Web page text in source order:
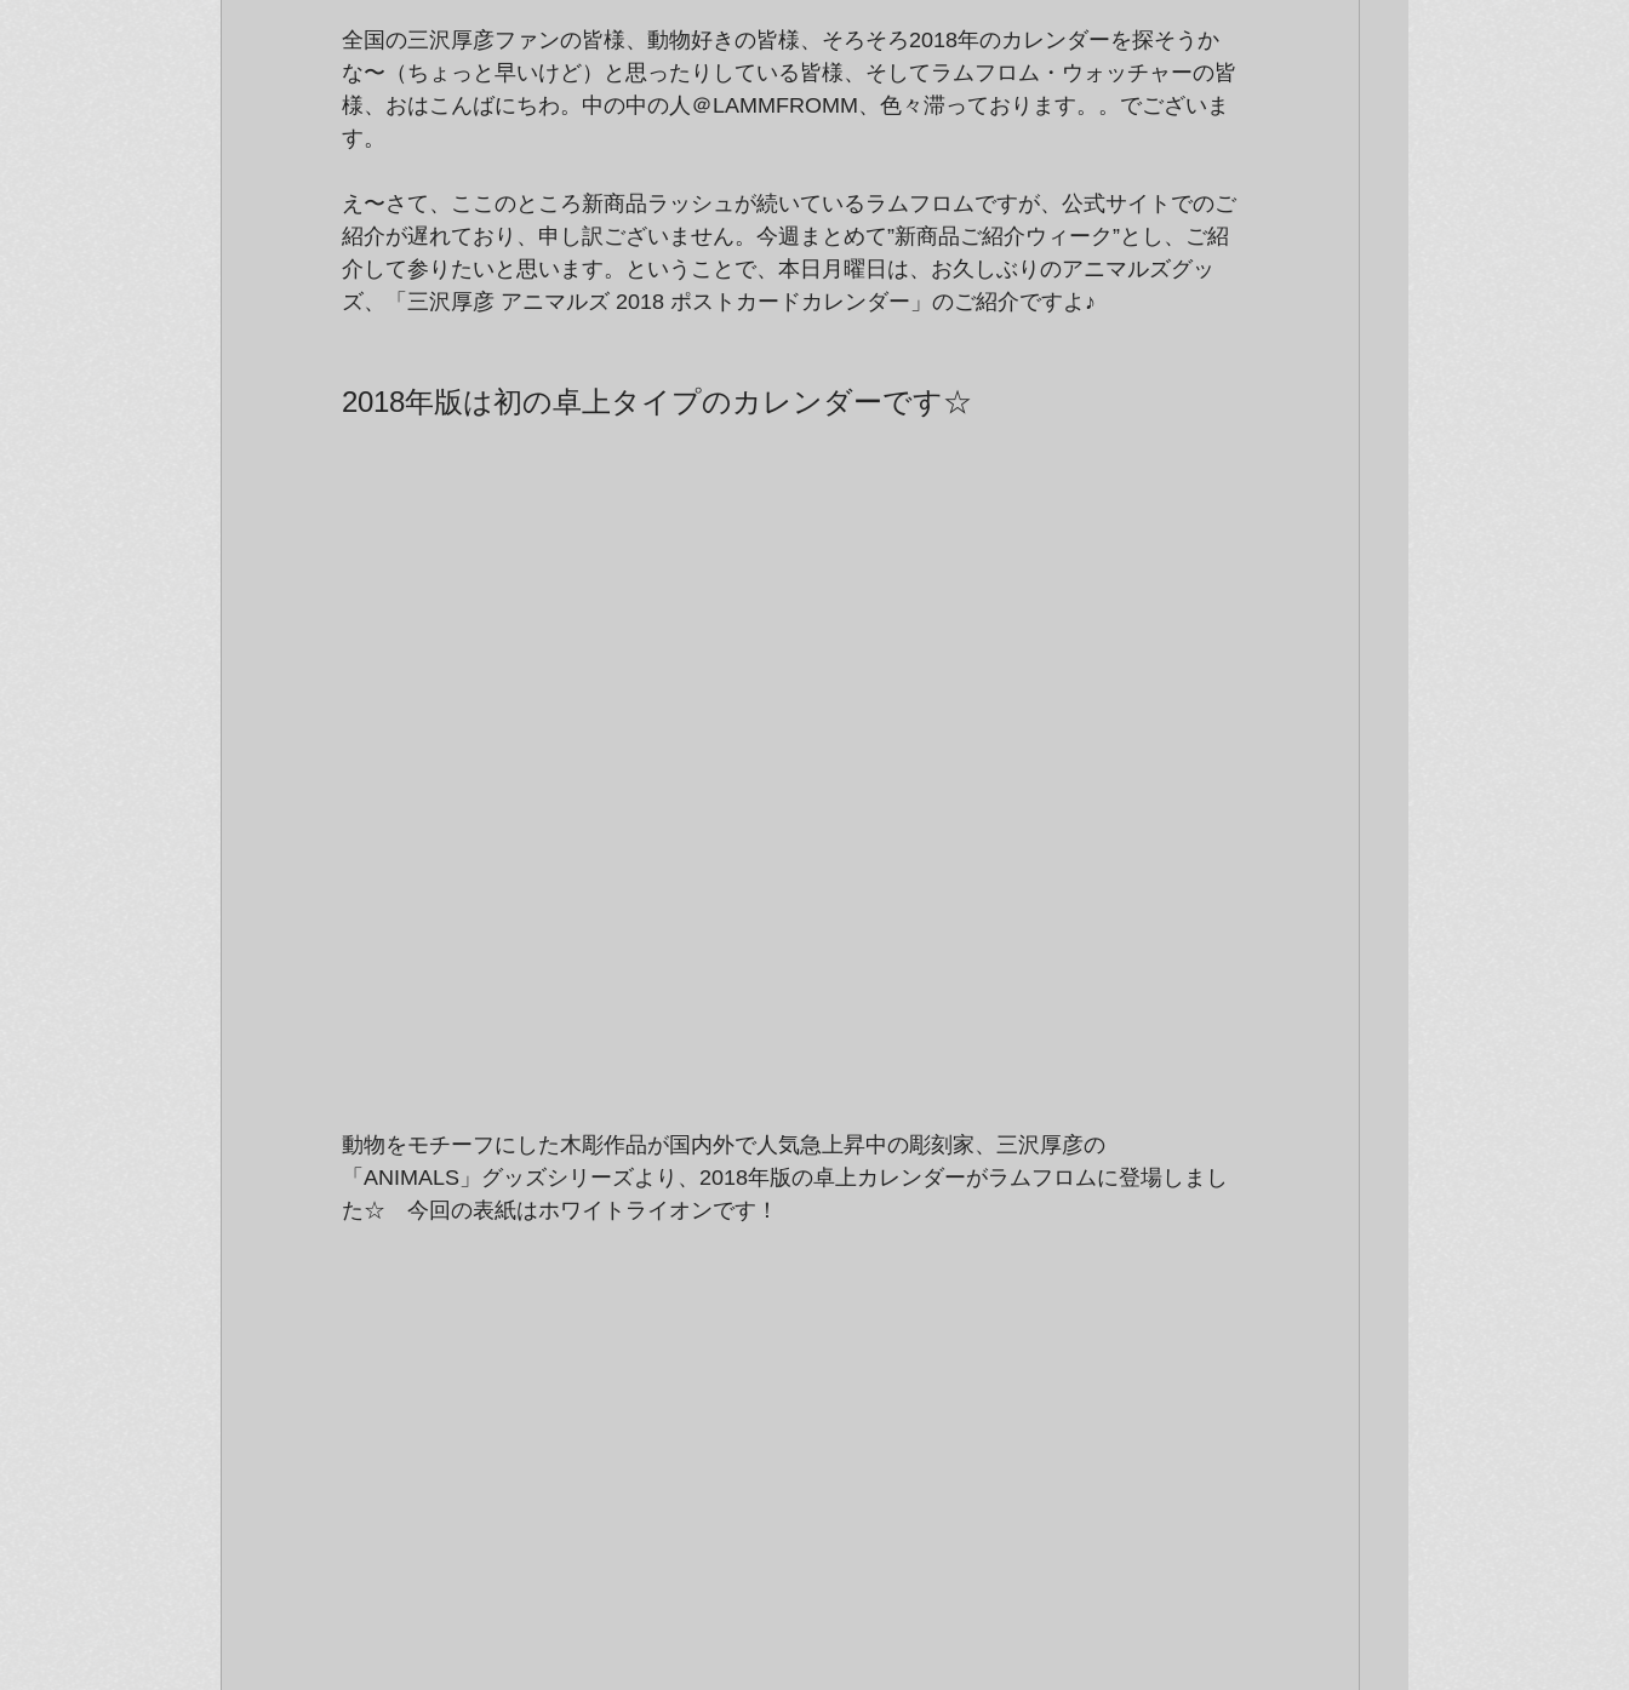
全国の三沢厚彦ファンの皆様、動物好きの皆様、そろそろ2018年のカレンダーを探そうか
な〜（ちょっと早いけど）と思ったりしている皆様、そしてラムフロム・ウォッチャーの皆
様、おはこんばにちわ。中の中の人＠LAMMFROMM、色々滞っております。。でございま
す。
え〜さて、ここのところ新商品ラッシュが続いているラムフロムですが、公式サイトでのご
紹介が遅れており、申し訳ございません。今週まとめて”新商品ご紹介ウィーク”とし、ご紹
介して参りたいと思います。ということで、本日月曜日は、お久しぶりのアニマルズグッ
ズ、「三沢厚彦 アニマルズ 2018 ポストカードカレンダー」のご紹介ですよ♪
2018年版は初の卓上タイプのカレンダーです☆
動物をモチーフにした木彫作品が国内外で人気急上昇中の彫刻家、三沢厚彦の
「ANIMALS」グッズシリーズより、2018年版の卓上カレンダーがラムフロムに登場しまし
た☆　今回の表紙はホワイトライオンです！